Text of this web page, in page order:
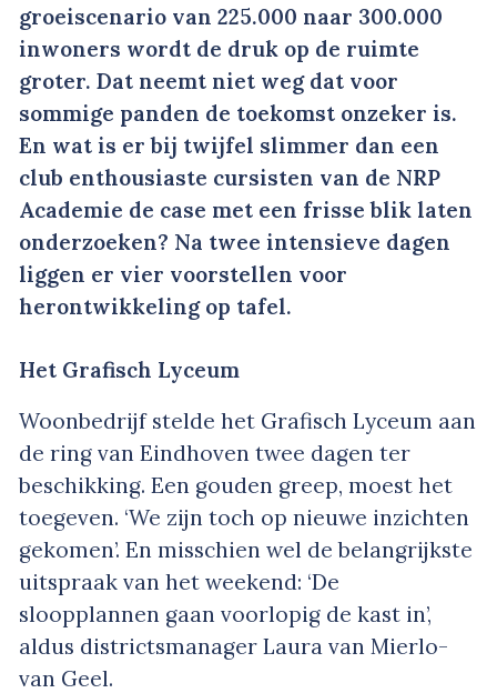
groeiscenario van 225.000 naar 300.000
inwoners wordt de druk op de ruimte
groter. Dat neemt niet weg dat voor
sommige panden de toekomst onzeker is.
En wat is er bij twijfel slimmer dan een
club enthousiaste cursisten van de NRP
Academie de case met een frisse blik laten
onderzoeken? Na twee intensieve dagen
liggen er vier voorstellen voor
herontwikkeling op tafel.
Het Grafisch Lyceum
Woonbedrijf stelde het Grafisch Lyceum aan
de ring van Eindhoven twee dagen ter
beschikking. Een gouden greep, moest het
toegeven. ‘We zijn toch op nieuwe inzichten
gekomen’. En misschien wel de belangrijkste
uitspraak van het weekend: ‘De
sloopplannen gaan voorlopig de kast in’,
aldus districtsmanager Laura van Mierlo-
van Geel.